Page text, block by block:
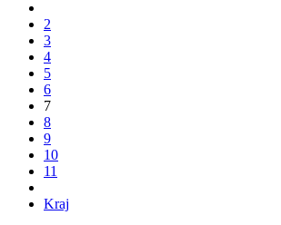
2
3
4
5
6
7
8
9
10
11
Kraj